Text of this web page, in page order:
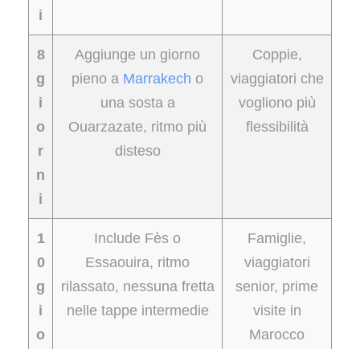
i
8
g
i
o
r
n
i
Aggiunge un giorno
pieno a Marrakech o
una sosta a
Ouarzazate, ritmo più
disteso
Coppie,
viaggiatori che
vogliono più
flessibilità
1
0
g
i
o
Include Fès o
Essaouira, ritmo
rilassato, nessuna fretta
nelle tappe intermedie
Famiglie,
viaggiatori
senior, prime
visite in
Marocco